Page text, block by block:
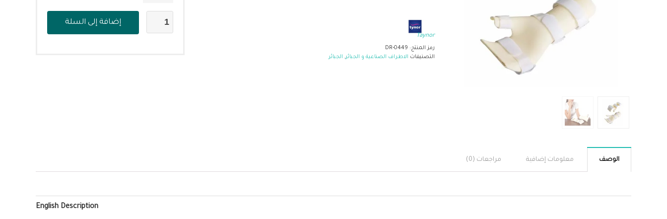
Taynor
رمز المنتج: DR-0449
التصنيفات الاطراف الصناعية و الجبائر, الجبائر
إضافة إلى السلة
الوصف معلومات إضافية مراجعات (0)
English Description